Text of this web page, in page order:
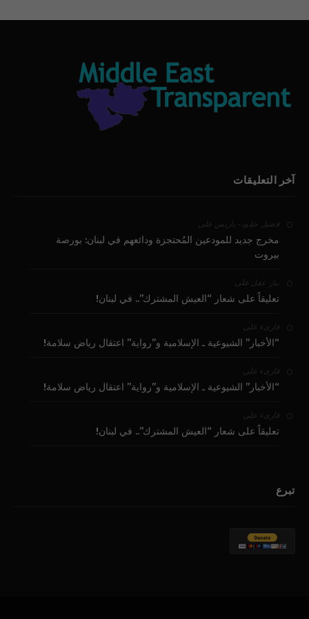
آخر التعليقات
فضيل حمّود - باريس على
مخرج جديد للمودعين المُحتجزة ودائعهم في لبنان: بورصة
بيروت
بيار عقل على
تعليقاً على شعار “العيش المشترك”.. في لبنان!
قارىء على
“الأخبار” الشيوعية ـ الإسلامية و”رواية” اعتقال رياض سلامة!
قارىء على
“الأخبار” الشيوعية ـ الإسلامية و”رواية” اعتقال رياض سلامة!
قارىء على
تعليقاً على شعار “العيش المشترك”.. في لبنان!
تبرع